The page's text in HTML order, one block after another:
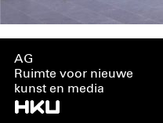
AG
Ruimte voor nieuwe
kunst en media